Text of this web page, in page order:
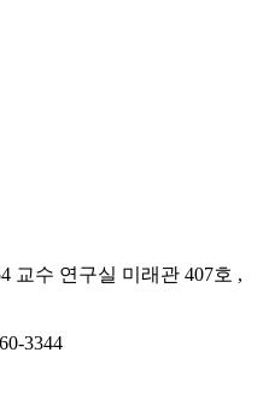
교수 연구실 미래관 407호 ,
3344